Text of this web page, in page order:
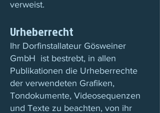
verweist.
Urheberrecht
Ihr Dorfinstallateur Gösweiner
GmbH ist bestrebt, in allen
Publikationen die Urheberrechte
der verwendeten Grafiken,
Tondokumente, Videosequenzen
und Texte zu beachten, von ihr